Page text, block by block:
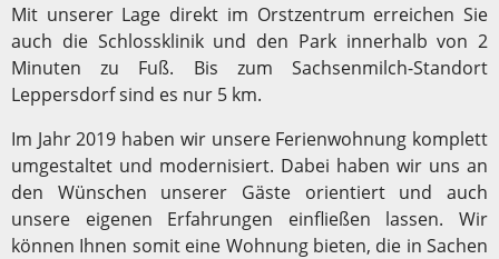
Mit unserer Lage direkt im Orstzentrum erreichen Sie
auch die Schlossklinik und den Park innerhalb von 2
Minuten zu Fuß. Bis zum Sachsenmilch-Standort
Leppersdorf sind es nur 5 km.
Im Jahr 2019 haben wir unsere Ferienwohnung komplett
umgestaltet und modernisiert. Dabei haben wir uns an
den Wünschen unserer Gäste orientiert und auch
unsere eigenen Erfahrungen einfließen lassen. Wir
können Ihnen somit eine Wohnung bieten, die in Sachen